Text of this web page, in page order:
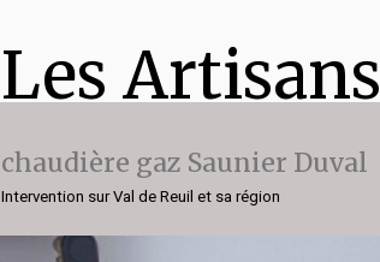
Les Artisans
chaudière gaz Saunier Duval
Intervention sur Val de Reuil et sa région